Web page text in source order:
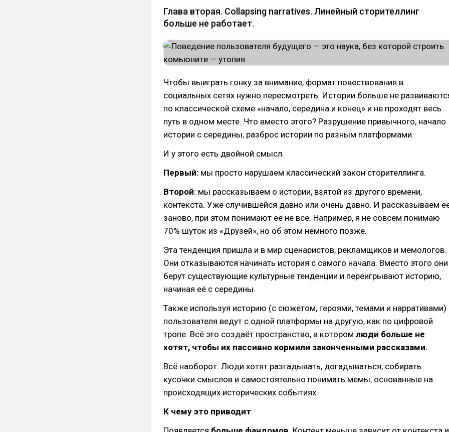
Глава вторая. Collapsing narratives. Линейный сторителлинг
больше не работает.
Чтобы выиграть гонку за внимание, формат повествования в
социальных сетях нужно пересмотреть. Истории больше не
по классической схеме «начало, середина и конец» и не проходят весь
путь в одном месте. Что вместо этого? Разрушение привычного, начало
истории с середины, разброс истории по разным платформами.
И у этого есть двойной смысл.
Первый: мы просто нарушаем классический закон сторителлинга.
Второй: мы рассказываем о истории, взятой из другого времени,
контекста. Уже случившейся давно или очень давно. И рассказываем
заново, при этом понимают её не все. Например, я не совсем понимаю
70% шуток из «Друзей», но об этом немного позже.
Эта тенденция пришла и в мир сценаристов, рекламщиков и мемологов.
Они отказываются начинать история с самого начала. Вместо этого они
берут существующие культурные тенденции и переигрывают историю,
начиная её с середины.
Также используя историю (с сюжетом, героями, темами и нарративами)
пользователя ведут с одной платформы на другую, как по цифровой
тропе. Всё это создаёт пространство, в котором люди больше не
хотят, чтобы их пассивно кормили законченными рассказами.
Всё наоборот. Люди хотят разгадывать, догадываться, собирать
кусочки смыслов и самостоятельно понимать мемы, основанные на
происходящих исторических событиях.
К чему это приводит